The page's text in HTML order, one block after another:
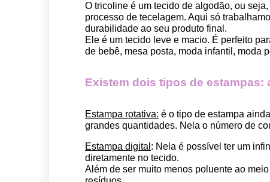
O tricoline é um tecido de algodão, ou
processo de tecelagem. Aqui só
durabilidade ao seu produto final.
Ele é um tecido leve e macio. É perfeito
de bebê, mesa posta, moda infantil, moda
Existem dois tipos de estampas:
Estampa rotativa: é o tipo de estampa
grandes quantidades. Nela o número de
Estampa digital : Nela é possível ter um
diretamente no tecido.
Além de ser muito menos poluente ao